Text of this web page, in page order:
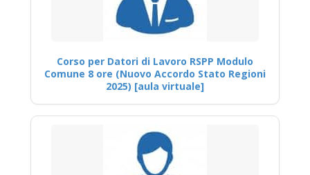
Corso per Datori di Lavoro RSPP Modulo
Comune 8 ore (Nuovo Accordo Stato Regioni
2025) [aula virtuale]